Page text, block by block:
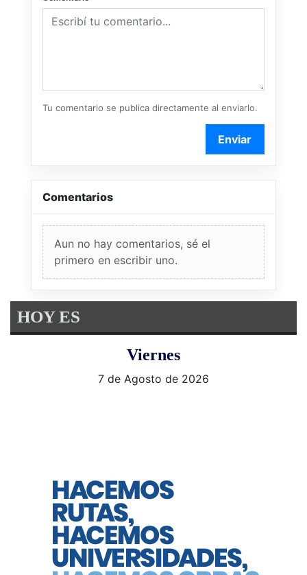
Tu comentario se publica directamente al enviarlo.
Enviar
Comentarios
Aun no hay comentarios, sé el
primero en escribir uno.
HOY ES
Viernes
7 de Agosto de 2026